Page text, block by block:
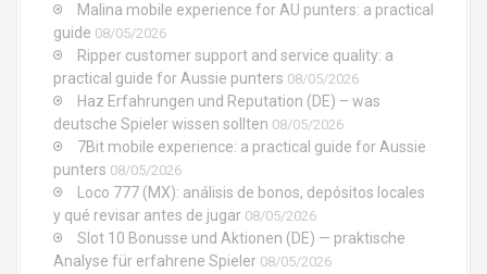
Malina mobile experience for AU punters: a practical
guide 08/05/2026
Ripper customer support and service quality: a
practical guide for Aussie punters 08/05/2026
Haz Erfahrungen und Reputation (DE) – was
deutsche Spieler wissen sollten 08/05/2026
7Bit mobile experience: a practical guide for Aussie
punters 08/05/2026
Loco 777 (MX): análisis de bonos, depósitos locales
y qué revisar antes de jugar 08/05/2026
Slot 10 Bonusse und Aktionen (DE) — praktische
Analyse für erfahrene Spieler 08/05/2026